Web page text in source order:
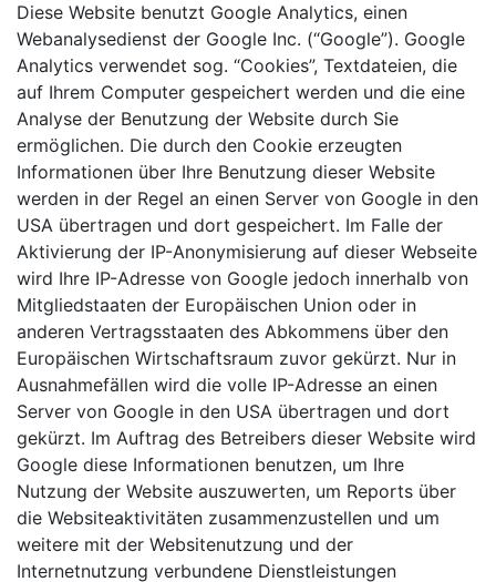
Diese Website benutzt Google Analytics, einen
Webanalysedienst der Google Inc. (“Google”). Google
Analytics verwendet sog. “Cookies”, Textdateien, die
auf Ihrem Computer gespeichert werden und die eine
Analyse der Benutzung der Website durch Sie
ermöglichen. Die durch den Cookie erzeugten
Informationen über Ihre Benutzung dieser Website
werden in der Regel an einen Server von Google in den
USA übertragen und dort gespeichert. Im Falle der
Aktivierung der IP-Anonymisierung auf dieser Webseite
wird Ihre IP-Adresse von Google jedoch innerhalb von
Mitgliedstaaten der Europäischen Union oder in
anderen Vertragsstaaten des Abkommens über den
Europäischen Wirtschaftsraum zuvor gekürzt. Nur in
Ausnahmefällen wird die volle IP-Adresse an einen
Server von Google in den USA übertragen und dort
gekürzt. Im Auftrag des Betreibers dieser Website wird
Google diese Informationen benutzen, um Ihre
Nutzung der Website auszuwerten, um Reports über
die Websiteaktivitäten zusammenzustellen und um
weitere mit der Websitenutzung und der
Internetnutzung verbundene Dienstleistungen